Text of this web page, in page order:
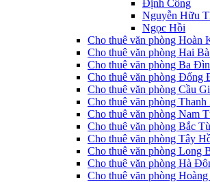
Định Công
Nguyễn Hữu
Ngọc Hồi
Cho thuê văn phòng Hoàn
Cho thuê văn phòng Hai
Cho thuê văn phòng Ba
Cho thuê văn phòng Đống
Cho thuê văn phòng Cầu
Cho thuê văn phòng Thanh
Cho thuê văn phòng Nam
Cho thuê văn phòng Bắc
Cho thuê văn phòng Tây
Cho thuê văn phòng Long
Cho thuê văn phòng Hà
Cho thuê văn phòng